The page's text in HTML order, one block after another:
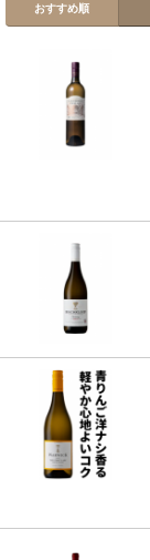
おすすめ順